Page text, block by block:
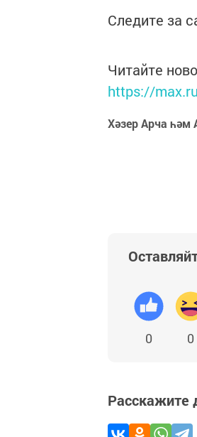
Следите за
Читайте
https://
Хәзер Арча һәм
0 0
Расскажите